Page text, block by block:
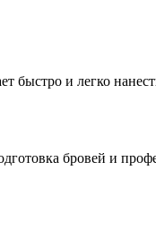
быстро и легко
бровей и